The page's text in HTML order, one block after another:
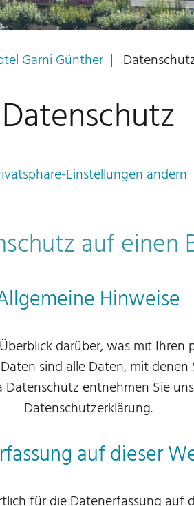
Garni Günther
Datenschutz
Einstellungen ändern
auf einen
Hinweise
darüber, was mit
sind alle Daten, mit
entnehmen Sie
Datenschutzerklärung.
auf dieser